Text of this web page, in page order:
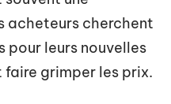
acheteurs cherchent
pour leurs nouvelles
grimper les prix.